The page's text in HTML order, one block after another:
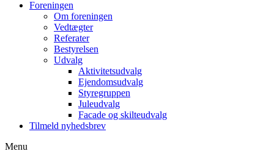
Foreningen
Om foreningen
Vedtægter
Referater
Bestyrelsen
Udvalg
Aktivitetsudvalg
Ejendomsudvalg
Styregruppen
Juleudvalg
Facade og skilteudvalg
Tilmeld nyhedsbrev
Menu